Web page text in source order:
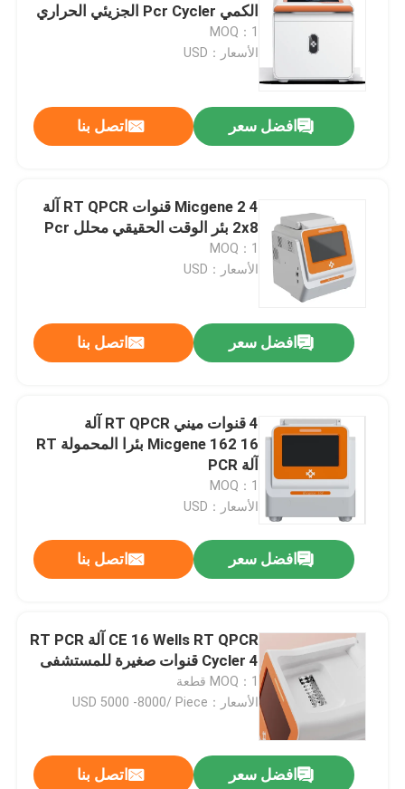
الكمي Pcr Cycler الجزيئي الحراري
MOQ：1
الأسعار：USD
افضل سعر اتصل بنا
Micgene 2 4 قنوات RT QPCR آلة
2x8 بئر الوقت الحقيقي محلل Pcr
MOQ：1
الأسعار：USD
افضل سعر اتصل بنا
4 قنوات ميني RT QPCR آلة
Micgene 162 16 بئرا المحمولة RT
آلة PCR
MOQ：1
الأسعار：USD
افضل سعر اتصل بنا
CE 16 Wells RT QPCR آلة RT PCR
Cycler 4 قنوات صغيرة للمستشفى
MOQ：1 قطعة
الأسعار：USD 5000 -8000/ Piece
افضل سعر اتصل بنا